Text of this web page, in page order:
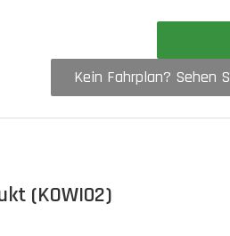
Kein Fahrplan? Sehen
(KOWI02)